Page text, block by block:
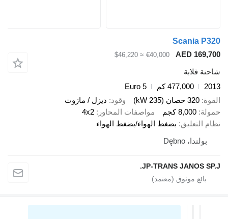
Scania
AED
€40,000
≈ $46,220
قلابة
477,000 كم
Euro 5
320 حصان (235 kW) وقود
ديزل / مازوت
8,000 كجم مواصفات المحاور 4x2
التعليق بضغط الهواء/بضغط الهواء
بولندا، Dębno
JP-TRANS JANOS